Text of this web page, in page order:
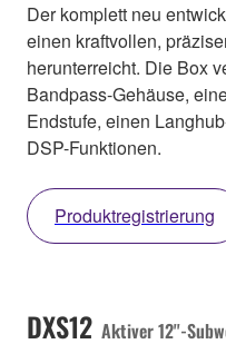
Der komplett neu
einen kraftvollen,
herunterreicht. Die Box
Bandpass-Gehäuse,
Endstufe, einen
DSP-Funktionen.
Produktregistrierung
DXS12 Aktiver 12''-